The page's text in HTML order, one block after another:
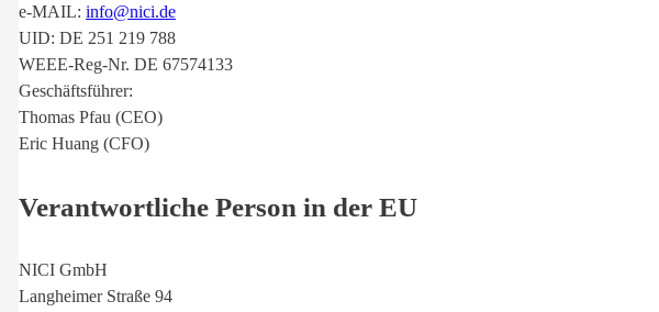
e-MAIL: info@nici.de
UID: DE 251 219 788
WEEE-Reg-Nr. DE 67574133
Geschäftsführer:
Thomas Pfau (CEO)
Eric Huang (CFO)
Verantwortliche Person in der EU
NICI GmbH
Langheimer Straße 94